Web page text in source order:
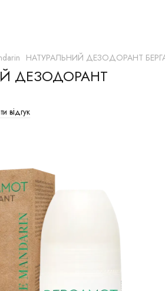
НАТУРАЛЬНИЙ ДЕЗОДОРАНТ
ДЕЗОДОРАНТ
відгук